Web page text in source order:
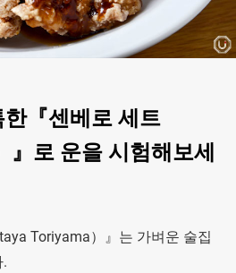
『센베로 세트
』로 운을 시험해보세
Toriyama）』는 가벼운 술집